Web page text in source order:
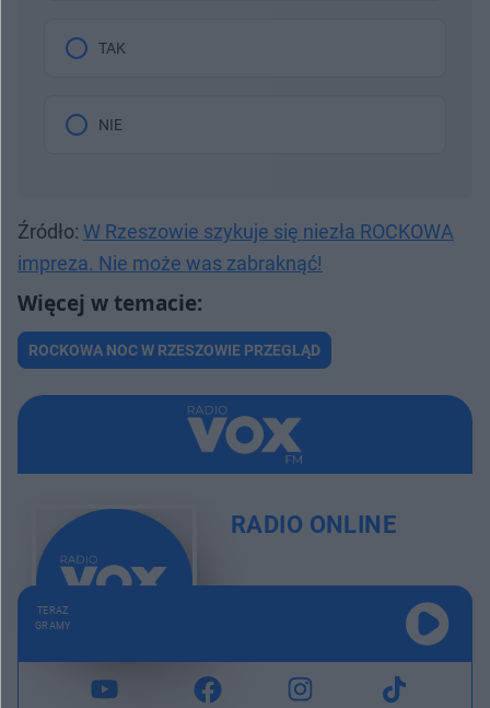
TAK
NIE
Źródło: W Rzeszowie szykuje się niezła ROCKOWA
impreza. Nie może was zabraknąć!
ROCKOWA NOC W RZESZOWIE PRZEGLĄD
RADIO ONLINE
TERAZ
GRAMY